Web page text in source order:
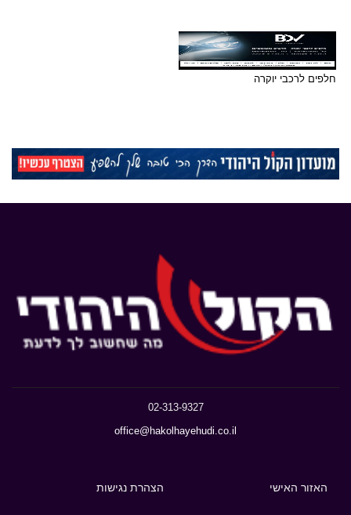
חלפים לרכבי יוקרה
02-313-9327
office@hakolhayehudi.co.il
האזור האישי הצהרת נגישות